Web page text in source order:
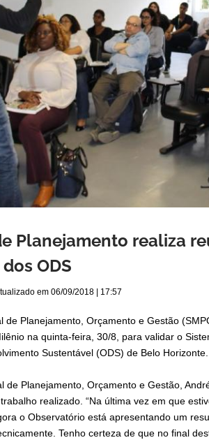
Planejamento realiza
ODS
em 06/09/2018 | 17:57
de Planejamento, Orçamento e Gestão
na quinta-feira, 30/8, para validar o
Sustentável (ODS) de Belo Horizonte.
de Planejamento, Orçamento e Gestão,
realizado. “Na última vez em que
o Observatório está apresentando um
Tenho certeza de que no final